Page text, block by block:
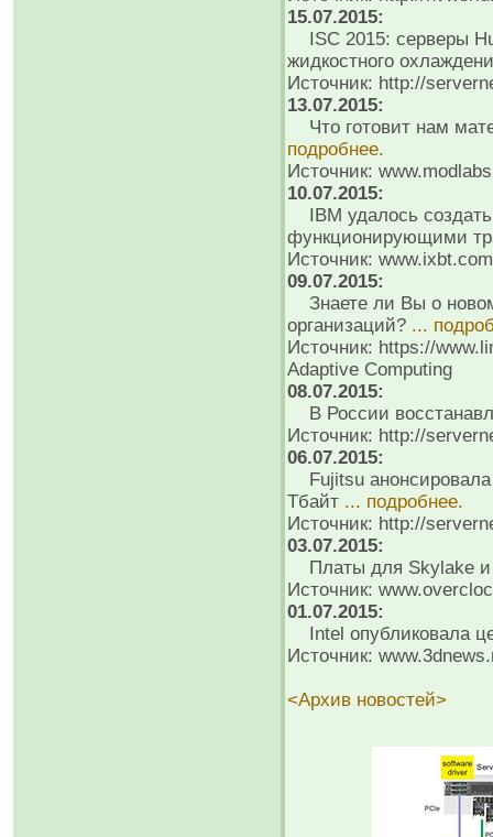
15.07.2015:
ISC 2015: серверы
жидкостного
Источник: http://
13.07.2015:
Что готовит нам
подробнее.
Источник:
10.07.2015:
IBM удалось
функционирующими
Источник: www.ixbt.com
09.07.2015:
Знаете ли Вы о
организаций? ...
Источник: https://
Adaptive Computing
08.07.2015:
В России
Источник: http://
06.07.2015:
Fujitsu
Тбайт ... подробнее.
Источник: http://
03.07.2015:
Платы для Skylake и
Источник:
01.07.2015:
Intel опубликовала
Источник:
<Архив новостей>